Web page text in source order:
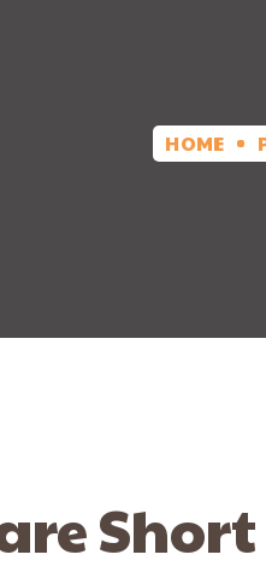
HOME
Short